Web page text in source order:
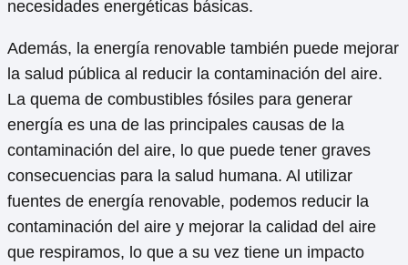
necesidades energéticas básicas.
Además, la energía renovable también puede mejorar
la salud pública al reducir la contaminación del aire.
La quema de combustibles fósiles para generar
energía es una de las principales causas de la
contaminación del aire, lo que puede tener graves
consecuencias para la salud humana. Al utilizar
fuentes de energía renovable, podemos reducir la
contaminación del aire y mejorar la calidad del aire
que respiramos, lo que a su vez tiene un impacto